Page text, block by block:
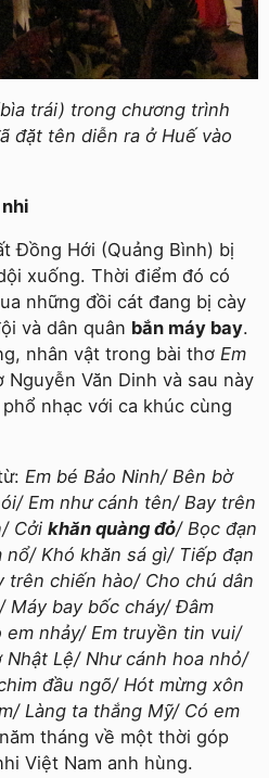
trái) trong chương trình
đặt tên diễn ra ở Huế vào
Đồng Hới (Quảng Bình) bị
xuống. Thời điểm đó có
những đồi cát đang bị cày
và dân quân bắn máy bay.
nhân vật trong bài thơ Em
Nguyễn Văn Dinh và sau này
nhạc với ca khúc cùng
Em bé Bảo Ninh/ Bên bờ
Em như cánh tên/ Bay trên
Cởi khăn quàng đỏ/ Bọc đạn
Khó khăn sá gì/ Tiếp đạn
trên chiến hào/ Cho chú dân
Máy bay bốc cháy/ Đâm
nhảy/ Em truyền tin vui/
Nhật Lệ/ Như cánh hoa nhỏ/
đầu ngõ/ Hót mừng xôn
Làng ta thắng Mỹ/ Có em
tháng về một thời góp
Việt Nam anh hùng.